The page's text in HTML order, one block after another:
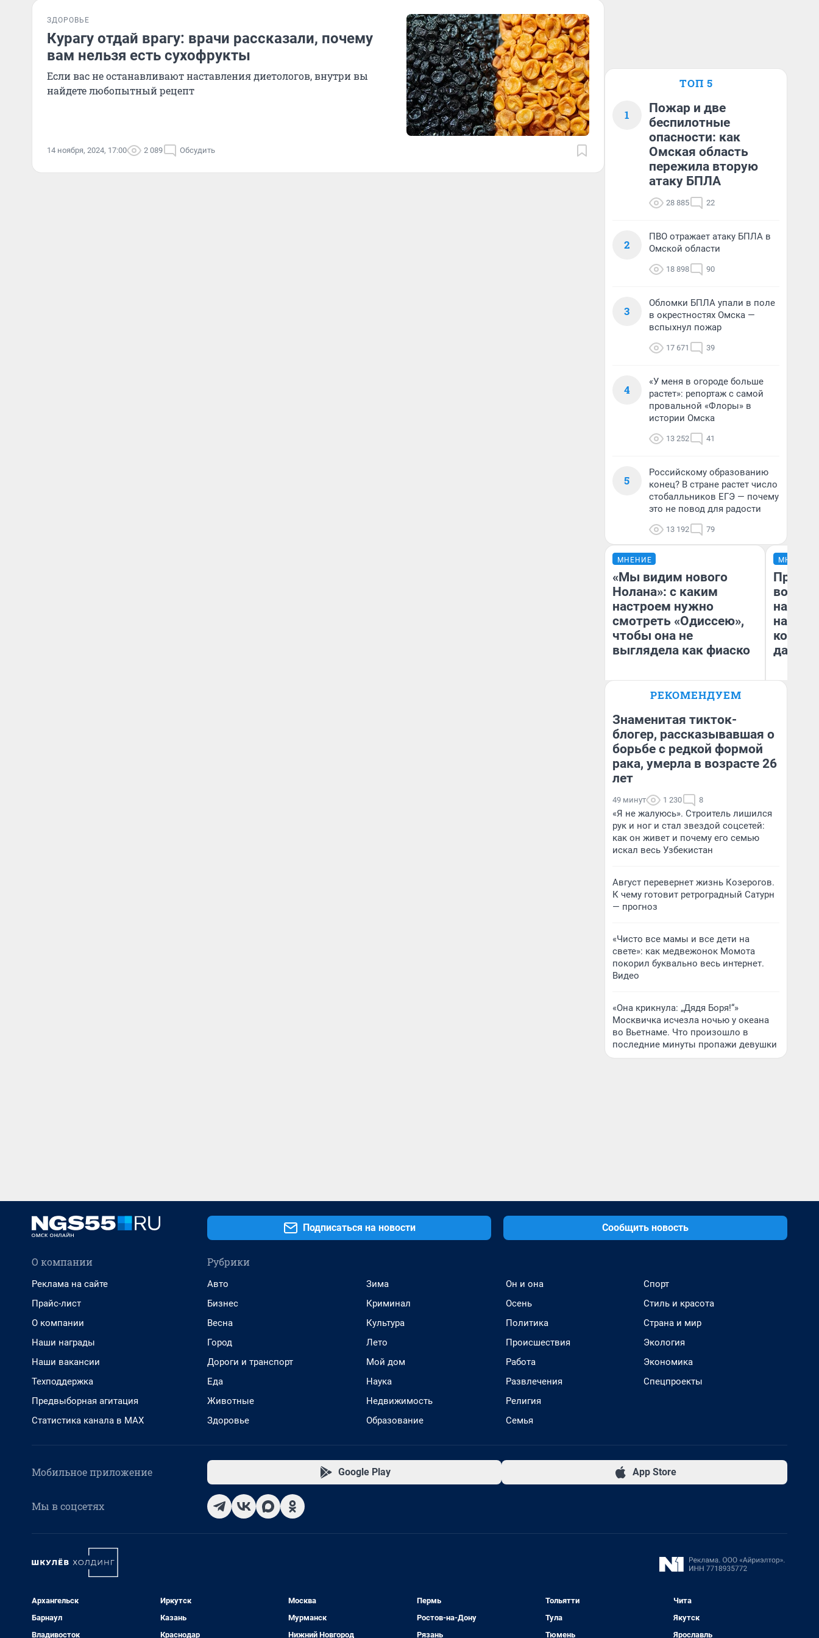
ЗДОРОВЬЕ
Курагу отдай врагу: врачи рассказали, почему
вам нельзя есть сухофрукты
Если вас не останавливают наставления диетологов, внутри вы
найдете любопытный рецепт
14 ноября, 2024, 17:00 2 089 Обсудить
ТОП 5
1
Пожар и две
беспилотные
опасности: как
Омская область
пережила вторую
атаку БПЛА
28 885 22
2
ПВО отражает атаку БПЛА в
Омской области
18 898 90
3
Обломки БПЛА упали в поле
в окрестностях Омска —
вспыхнул пожар
17 671 39
4
«У меня в огороде больше
растет»: репортаж с самой
провальной «Флоры» в
истории Омска
13 252 41
5
Российскому образованию
конец? В стране растет число
стобалльников ЕГЭ — почему
это не повод для радости
13 192 79
МНЕНИЕ
«Мы видим нового
Нолана»: с каким
настроем нужно
смотреть «Одиссею»,
чтобы она не
выглядела как фиаско
Надежда Губарь
МНЕНИЕ
нам
даже
РЕКОМЕНДУЕМ
Знаменитая тикток-
блогер, рассказывавшая о
борьбе с редкой формой
рака, умерла в возрасте 26
лет
49 минут 1 230 8
«Я не жалуюсь». Строитель лишился
рук и ног и стал звездой соцсетей:
как он живет и почему его семью
искал весь Узбекистан
Август перевернет жизнь Козерогов.
К чему готовит ретроградный Сатурн
— прогноз
«Чисто все мамы и все дети на
свете»: как медвежонок Момота
покорил буквально весь интернет.
Видео
«Она крикнула: „Дядя Боря!“»
Москвичка исчезла ночью у океана
во Вьетнаме. Что произошло в
последние минуты пропажи девушки
Подписаться на новости Сообщить новость
О компании
Реклама на сайте
Прайс-лист
О компании
Наши награды
Наши вакансии
Техподдержка
Предвыборная агитация
Статистика канала в MAX
Рубрики
Авто
Бизнес
Весна
Город
Дороги и транспорт
Еда
Животные
Здоровье
Зима
Криминал
Культура
Лето
Мой дом
Наука
Недвижимость
Образование
Он и она
Осень
Политика
Происшествия
Работа
Развлечения
Религия
Семья
Спорт
Стиль и красота
Страна и мир
Экология
Экономика
Спецпроекты
Мобильное приложение Google Play App Store
Мы в соцсетях
Архангельск
Барнаул
Владивосток
Иркутск
Казань
Краснодар
Москва
Мурманск
Нижний Новгород
Пермь
Ростов-на-Дону
Рязань
Тольятти
Тула
Тюмень
Чита
Якутск
Ярославль